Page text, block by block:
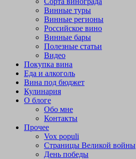
Винные туры
Винные регионы
Российское вино
Винные бары
Полезные статьи
Видео
Покупка вина
Еда и алкоголь
Вина под бюджет
Кулинария
О блоге
Обо мне
Контакты
Прочее
Vox populi
Страницы Великой войны
День победы